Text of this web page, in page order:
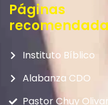
Páginas
Instituto Bíblico
Alabanza CDO
Pastor Chuy